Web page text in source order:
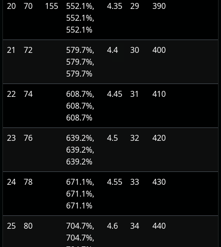
20 70 155
552.1%,
552.1%,
552.1%
4.35 29 390
21 72
579.7%,
579.7%,
579.7%
4.4 30 400
22 74
608.7%,
608.7%,
608.7%
4.45 31 410
23 76
639.2%,
639.2%,
639.2%
4.5 32 420
24 78
671.1%,
671.1%,
671.1%
4.55 33 430
25 80
704.7%,
704.7%,
4.6 34 440